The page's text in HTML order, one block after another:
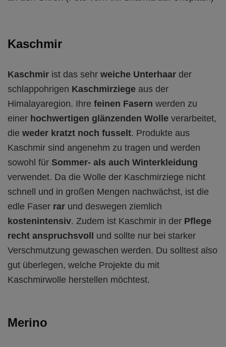
Kaschmir
Kaschmir ist das sehr weiche Unterhaar der
schlappohrigen Kaschmirziege aus der
Himalayaregion. Ihre feinen Fasern werden zu
einer hochwertigen glänzenden Wolle verarbeitet,
die weder kratzt noch fusselt. Produkte aus
Kaschmir sind angenehm zu tragen und werden
sowohl für Sommer- als auch Winterkleidung
verwendet. Da die Wolle der Kaschmirziege nicht
schnell und in großen Mengen nachwächst, ist die
edle Faser rar und deswegen ziemlich
kostenintensiv. Zudem ist Kaschmir in der Pflege
recht anspruchsvoll
und sollte nur bei starker
Verschmutzung gewaschen werden. Du solltest also
gut überlegen, welche Projekte du mit
Kaschmirwolle herstellen möchtest.
Merino